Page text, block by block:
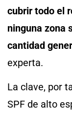
cubrir todo el
ninguna zona
cantidad
experta.
La clave, por
SPF de alto